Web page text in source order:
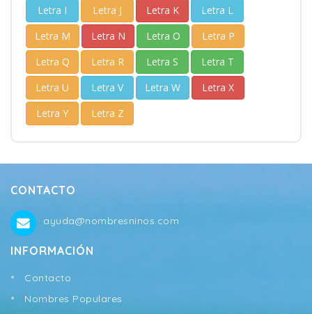
Letra I
Letra J Letra K
Letra L
Letra M
Letra N Letra O
Letra P
Letra Q
Letra R Letra S
Letra T
Letra U
Letra V Letra W
Letra X
Letra Y
Letra Z
CONTACTO
ayuda@nombresninos.com
INFORMACIÓN
Contacto
Nombres Populares